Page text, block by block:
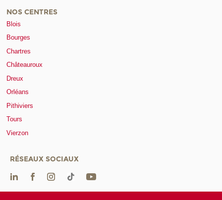
NOS CENTRES
Blois
Bourges
Chartres
Châteauroux
Dreux
Orléans
Pithiviers
Tours
Vierzon
RÉSEAUX SOCIAUX